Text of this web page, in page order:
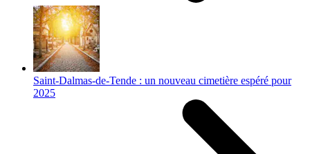
Saint-Dalmas-de-Tende : un nouveau cimetière espéré pour
2025